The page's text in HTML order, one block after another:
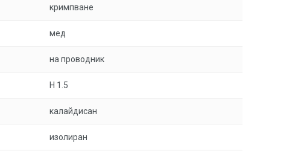
кримпване
мед
на проводник
H 1.5
калайдисан
изолиран